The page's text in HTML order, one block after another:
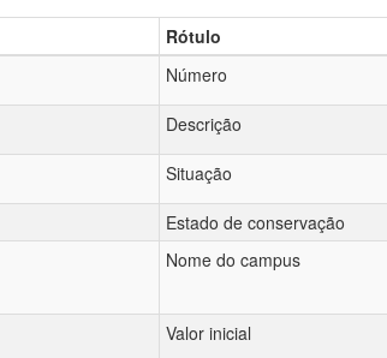
Rótulo
Número
Descrição
Situação
Estado de conservação
Nome do campus
Valor inicial